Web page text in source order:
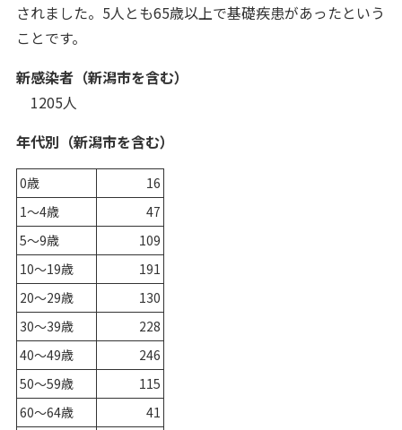
されました。5人とも65歳以上で基礎疾患があったという
ことです。
新感染者（新潟市を含む）
1205人
年代別（新潟市を含む）
0歳
16
1～4歳
47
5～9歳
109
10～19歳
191
20～29歳
130
30～39歳
228
40～49歳
246
50～59歳
115
60～64歳
41